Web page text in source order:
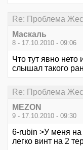
Re: Проблема
Маскаль
8 - 17.10.2010 - 09:06
Что тут явно нето
слышал такого
Re: Проблема
MEZON
9 - 17.10.2010 - 09:30
6-rubin >У меня на
легко винт на 2